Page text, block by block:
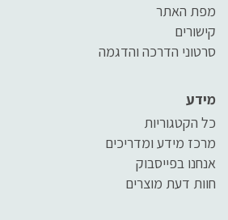
מפת האתר
קישורים
סרטוני הדרכה והדגמה
מידע
כל הקטגוריות
מרכז מידע ומדריכים
אנחנו בפייסבוק
חוות דעת מוצרים